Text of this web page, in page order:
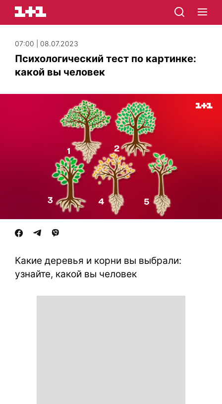
07:00 | 08.07.2023
Психологический тест по картинке:
какой вы человек
Какие деревья и корни вы выбрали:
узнайте, какой вы человек